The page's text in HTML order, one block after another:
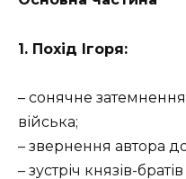
1. Похід Ігоря:
– сонячне
війська;
– звернення автора
– зустріч князів-